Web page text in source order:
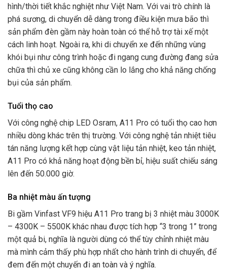
hình/thời tiết khắc nghiệt như Việt Nam. Với vai trò chính là
phá sương, di chuyển dễ dàng trong điều kiện mưa bão thì
sản phẩm đèn gầm này hoàn toàn có thể hỗ trợ tài xế một
cách linh hoạt. Ngoài ra, khi di chuyển xe đến những vùng
khói bụi như công trình hoặc đi ngang cung đường đang sửa
chữa thì chủ xe cũng không cần lo lắng cho khả năng chống
bụi của sản phẩm.
Tuổi thọ cao
Với công nghệ chip LED Osram, A11 Pro có tuổi thọ cao hơn
nhiều dòng khác trên thị trường. Với công nghệ tản nhiệt tiêu
tán năng lượng kết hợp cùng vật liệu tản nhiệt, keo tản nhiệt,
A11 Pro có khả năng hoạt động bền bỉ, hiệu suất chiếu sáng
lên đến 50.000 giờ.
Ba nhiệt màu ấn tượng
Bi gầm Vinfast VF9 hiệu A11 Pro trang bị 3 nhiệt màu 3000K
– 4300K – 5500K khác nhau được tích hợp “3 trong 1” trong
một quả bi, nghĩa là người dùng có thể tùy chỉnh nhiệt màu
mà mình cảm thấy phù hợp nhất cho hành trình di chuyển, để
đem đến một chuyến đi an toàn và ý nghĩa.